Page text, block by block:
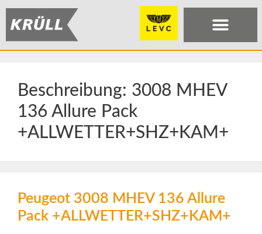
Beschreibung: 3008 MHEV
136 Allure Pack
+ALLWETTER+SHZ+KAM+
Peugeot 3008 MHEV 136 Allure
Pack +ALLWETTER+SHZ+KAM+